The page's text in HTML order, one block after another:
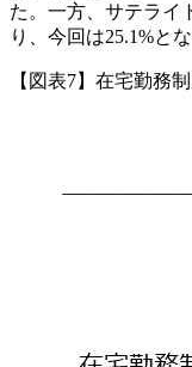
た。一方、サテライ
り、今回は25.1%とな
【図表7】在宅勤務